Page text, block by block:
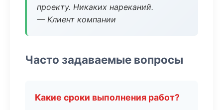
проекту. Никаких нареканий.
— Клиент компании
Часто задаваемые вопросы
Какие сроки выполнения работ?